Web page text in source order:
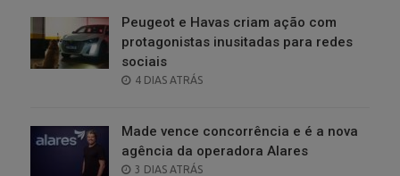
Peugeot e Havas criam ação com
protagonistas inusitadas para redes
sociais
POSTED
4 DIAS ATRÁS
Made vence concorrência e é a nova
agência da operadora Alares
POSTED
3 DIAS ATRÁS